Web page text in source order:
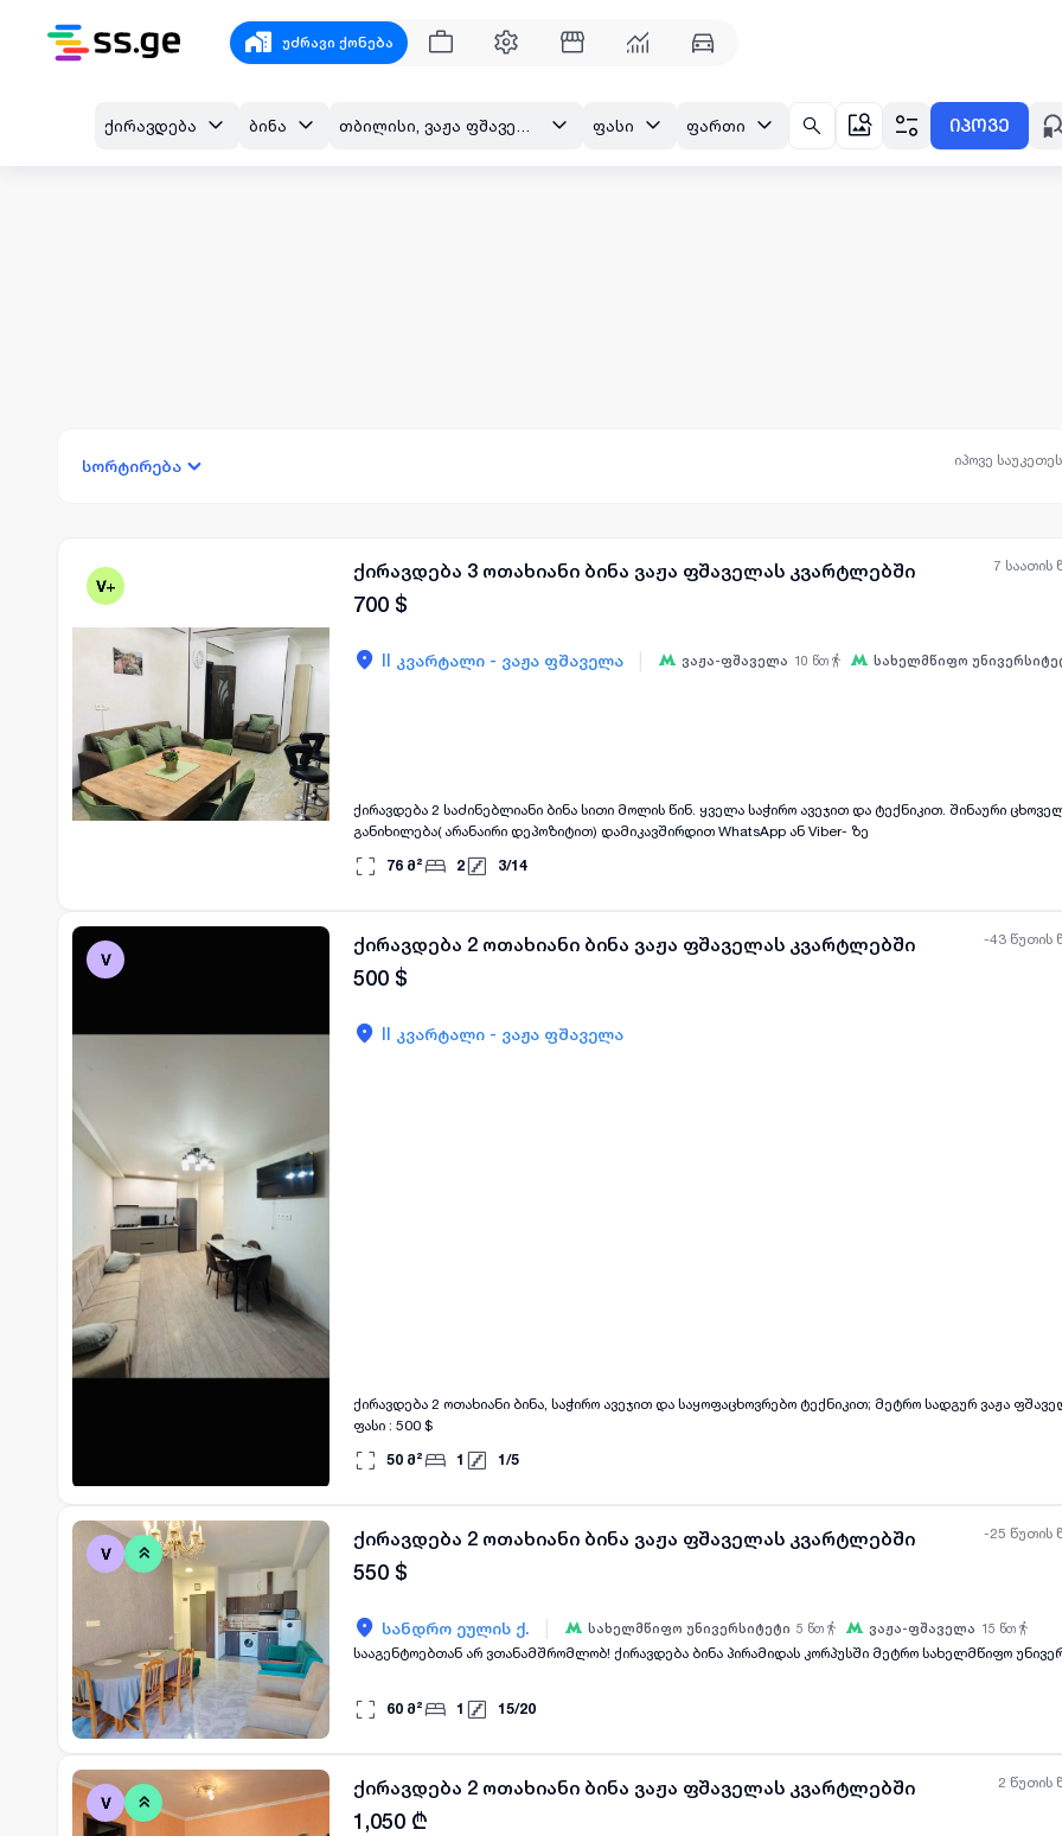
უძრავი ქონება
ქირავდება ბინა ფასი ფართი იპოვე
სორტირება იპოვე
7 საათის
ქირავდება 3 ოთახიანი ბინა ვაჟა ფშაველას კვარტლებში
700 $
II კვარტალი - ვაჟა ფშაველა ვაჟა-ფშაველა 10 წთ სახელმწიფო
ქირავდება 2 საძინებლიანი ბინა სითი მოლის წინ. ყველა საჭირო ავეჯით და ტექნიკით. შინაური
განიხილება( არანაირი დეპოზიტით) დამიკავშირდით WhatsApp ან Viber- ზე
76 მ² 2 3/14
-43 წუთის
ქირავდება 2 ოთახიანი ბინა ვაჟა ფშაველას კვარტლებში
500 $
II კვარტალი - ვაჟა ფშაველა
ქირავდება 2 ოთახიანი ბინა, საჭირო ავეჯით და საყოფაცხოვრებო ტექნიკით; მეტრო სადგურ ვაჟა ფშაველასთან ახლოს;
ფასი : 500 $
50 მ² 1 1/5
-25 წუთის
ყველა ფოტო+(9)
ქირავდება 2 ოთახიანი ბინა ვაჟა ფშაველას კვარტლებში
550 $
სანდრო ეულის ქ. სახელმწიფო უნივერსიტეტი 5 წთ ვაჟა-ფშაველა 15 წთ
სააგენტოებთან არ ვთანამშრომლობ! ქირავდება ბინა პირამიდას კორპუსში მეტრო სახელმწიფო
60 მ² 1 15/20
2 წუთის
ქირავდება 2 ოთახიანი ბინა ვაჟა ფშაველას კვარტლებში
1,050 ₾